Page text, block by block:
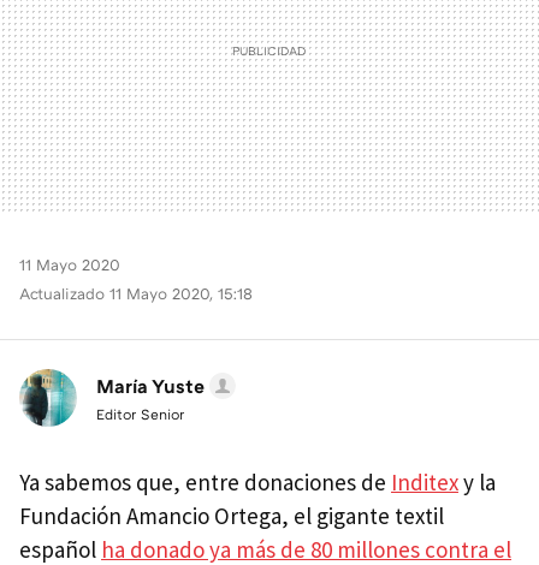
11 Mayo 2020
Actualizado 11 Mayo 2020, 15:18
María Yuste
Editor Senior
Ya sabemos que, entre donaciones de Inditexy la
Fundación Amancio Ortega, el gigante textil
español ha donado ya más de 80 millones contra el